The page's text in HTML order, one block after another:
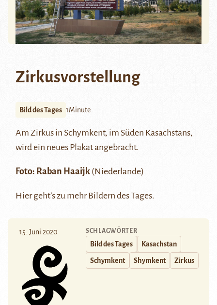
Zirkusvorstellung
Bild des Tages 1Minute
Am Zirkus in Schymkent, im Süden Kasachstans,
wird ein neues Plakat angebracht.
Foto: Raban Haaijk (Niederlande)
Hiergeht’s zu mehr Bildern des Tages.
15. Juni 2020 SCHLAGWÖRTER
Bild des Tages Kasachstan
Schymkent Shymkent Zirkus